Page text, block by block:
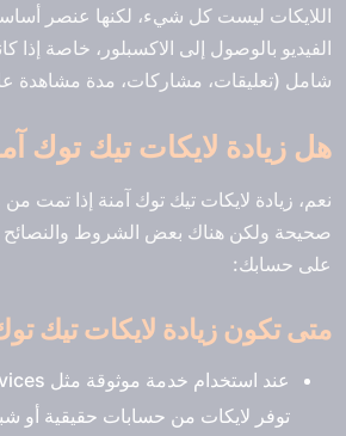
اللايكات ليست كل شيء، لكنها عنصر
الفيديو بالوصول إلى الاكسبلور، خاصة إذا
شامل (تعليقات، مشاركات، مدة مشاهدة
هل زيادة لايكات تيك توك
نعم، زيادة لايكات تيك توك آمنة إذا تمت
صحيحة ولكن هناك بعض الشروط والنصائح
على حسابك:
متى تكون زيادة لايكات تيك
عند استخدام خدمة موثوقة مثل Prince Services:
توفر لايكات من حسابات حقيقية أو